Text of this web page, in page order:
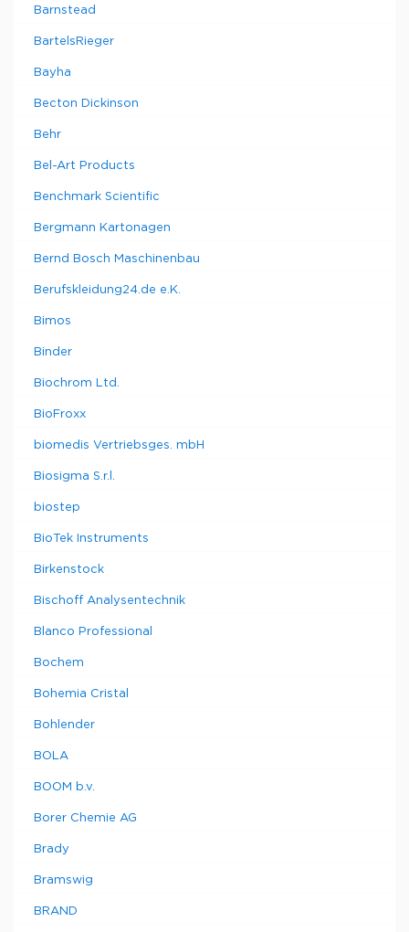
Barnstead
BartelsRieger
Bayha
Becton Dickinson
Behr
Bel-Art Products
Benchmark Scientific
Bergmann Kartonagen
Bernd Bosch Maschinenbau
Berufskleidung24.de e.K.
Bimos
Binder
Biochrom Ltd.
BioFroxx
biomedis Vertriebsges. mbH
Biosigma S.r.l.
biostep
BioTek Instruments
Birkenstock
Bischoff Analysentechnik
Blanco Professional
Bochem
Bohemia Cristal
Bohlender
BOLA
BOOM b.v.
Borer Chemie AG
Brady
Bramswig
BRAND